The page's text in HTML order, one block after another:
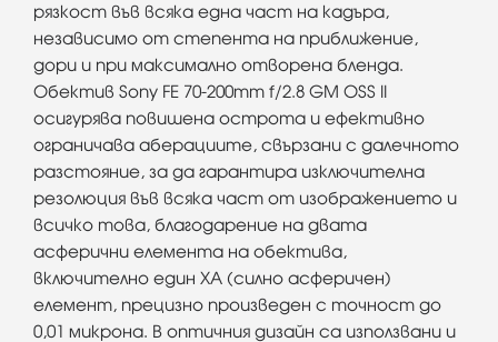
рязкост във всяка една част на кадъра,
независимо от степента на приближение,
дори и при максимално отворена бленда.
Обектив Sony FE 70-200mm f/2.8 GM OSS II
осигурява повишена острота и ефективно
ограничава аберациите, свързани с далечното
разстояние, за да гарантира изключителна
резолюция във всяка част от изображението и
всичко това, благодарение на двата
асферични елемента на обектива,
включително един XA (силно асферичен)
елемент, прецизно произведен с точност до
0,01 микрона. В оптичния дизайн са​ използвани и